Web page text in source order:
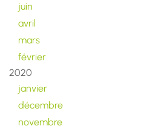
juin
avril
mars
février
2020
janvier
décembre
novembre